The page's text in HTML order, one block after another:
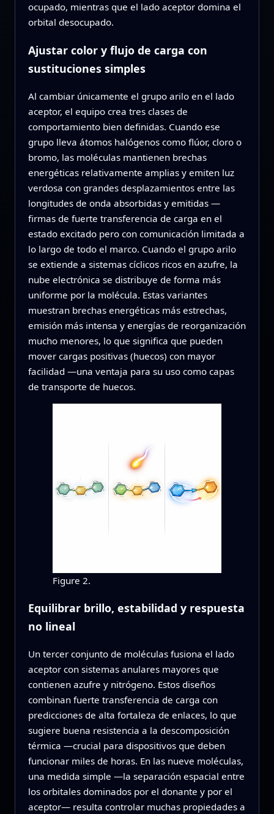
ocupado, mientras que el lado aceptor domina el
orbital desocupado.
Ajustar color y flujo de carga con
sustituciones simples
Al cambiar únicamente el grupo arilo en el lado
aceptor, el equipo crea tres clases de
comportamiento bien definidas. Cuando ese
grupo lleva átomos halógenos como flúor, cloro o
bromo, las moléculas mantienen brechas
energéticas relativamente amplias y emiten luz
verdosa con grandes desplazamientos entre las
longitudes de onda absorbidas y emitidas —
firmas de fuerte transferencia de carga en el
estado excitado pero con comunicación limitada a
lo largo de todo el marco. Cuando el grupo arilo
se extiende a sistemas cíclicos ricos en azufre, la
nube electrónica se distribuye de forma más
uniforme por la molécula. Estas variantes
muestran brechas energéticas más estrechas,
emisión más intensa y energías de reorganización
mucho menores, lo que significa que pueden
mover cargas positivas (huecos) con mayor
facilidad —una ventaja para su uso como capas
de transporte de huecos.
Figure 2.
Equilibrar brillo, estabilidad y respuesta
no lineal
Un tercer conjunto de moléculas fusiona el lado
aceptor con sistemas anulares mayores que
contienen azufre y nitrógeno. Estos diseños
combinan fuerte transferencia de carga con
predicciones de alta fortaleza de enlaces, lo que
sugiere buena resistencia a la descomposición
térmica —crucial para dispositivos que deben
funcionar miles de horas. En las nueve moléculas,
una medida simple —la separación espacial entre
los orbitales dominados por el donante y por el
aceptor— resulta controlar muchas propiedades a